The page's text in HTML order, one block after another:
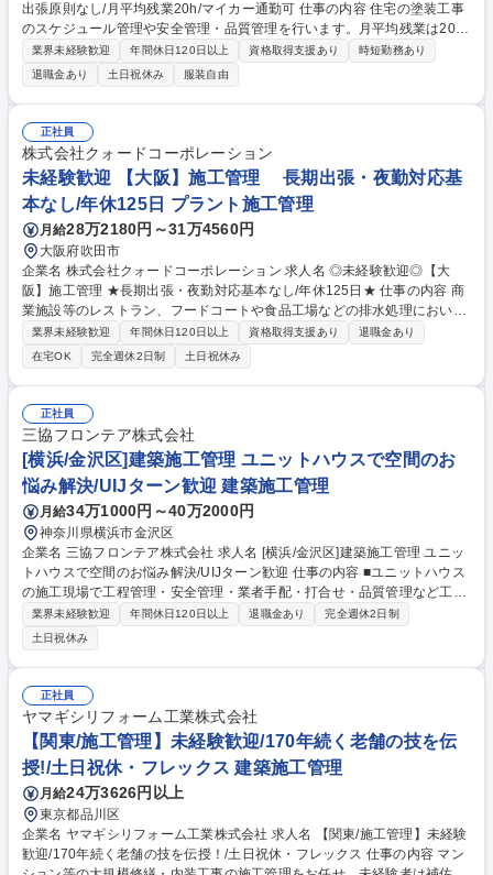
出張原則なし/月平均残業20h/マイカー通勤可 仕事の内容 住宅の塗装工事
のスケジュール管理や安全管理・品質管理を行います。月平均残業は20時
間程度、宿泊を伴う出張も原則なく、働きやすい環境です。将来的には、
営業などにキャリアステップすることも可能です。 【具体的な働き方】1
日に3～4軒の現場を回り、工事に関する管理をしていただきます。現場で
工事工程の写真を撮影し、専用システムを用い営業所へ送信します。工事
に関わる事務作業は内勤の事務社員がサポートしているため、効率的に仕
事を進められます。担当エリア内での仕事が基本となるため、宿泊を伴う
出張は原則ございません。 【強み】一般住宅のリフォーム案件を中心に需
要が伸びており、安定した業界です。 募集職種 ★未経験歓迎【千葉/施工
管理】宿泊出張原則なし/月平均残業20h/マイカー通勤可
業界未経験歓迎 年間休日120日以上 資格取得支援あり
時短勤務あり
退職金あり
土日祝休み 服装自由
正社員
株式会社クォードコーポレーション
未経験歓迎 【大阪】施工管理 長期出張・夜勤対応基
本なし/年休125日 プラント施工管理
月給28万2180円～31万4560円
大阪府吹田市
企業名 株式会社クォードコーポレーション 求人名 ◎未経験歓迎◎【大
阪】施工管理 ★長期出張・夜勤対応基本なし/年休125日★ 仕事の内容 商
業施設等のレストラン、フードコートや食品工場などの排水処理におい
て、周辺環境に悪影響を与えないよう水質をキレイにしてから排水させる
ための水処理 施設の設計から施工まで一貫して行う会社です。 当ポジシ
ョンでは、その水処理施設を建設するにあたっての施工管理をお任せしま
す。入社後に希望や適性に応じて「営業」「資材調達」「設計」 に挑戦す
ることも可能です。 （変更の範囲）会社の定める業務 ■働きやすい環境で
す！年間休日125日、土日祝休みでワークライフバランス◎ ⇒ 扱う物件に
より土曜・祝日出勤が発生しますが、基本的にはありません。発生した場
合は代休をとれます。 募集職種 ◎未経験歓迎◎【大阪】施工管理 ★長期
出張・夜勤対応基本なし/年休125日★
業界未経験歓迎 年間休日120日以上 資格取得支援あり
退職金あり
在宅OK
完全週休2日制 土日祝休み
正社員
三協フロンテア株式会社
[横浜/金沢区]建築施工管理 ユニットハウスで空間のお
悩み解決/UIJターン歓迎 建築施工管理
月給34万1000円～40万2000円
神奈川県横浜市金沢区
企業名 三協フロンテア株式会社 求人名 [横浜/金沢区]建築施工管理 ユニッ
トハウスで空間のお悩み解決/UIJターン歓迎 仕事の内容 ■ユニットハウス
の施工現場で工程管理・安全管理・業者手配・打合せ・品質管理など工事
現場全般の管理をお任せします。 ■ユニットハウスは仮設中心に利用され
てきましたが、品質の向上により 店舗やオフィス等の本設の建物も多数施
工されており、在来工法の建物と比較して工期が短いことから多くの案件
に携わることができます。 《ユニットハウスとは》目的や用途に応じて移
動、増設、撤去がフレキシブルにできる建築製品。イベント、カフェスペ
ースなど仮設本設を問わず使用されています。何繰り返し利用でき、役目
を終えたら中古レンタル/販売等で再利用するなど地球環境に配慮したビジ
ネスが特徴。 募集職種 [横浜/金沢区]建築施工管理 ユニットハウスで空間
のお悩み解決/UIJターン歓迎
業界未経験歓迎 年間休日120日以上 退職金あり
完全週休2日制
土日祝休み
正社員
ヤマギシリフォーム工業株式会社
【関東/施工管理】未経験歓迎/170年続く老舗の技を伝
授!/土日祝休・フレックス 建築施工管理
月給24万3626円以上
東京都品川区
企業名 ヤマギシリフォーム工業株式会社 求人名 【関東/施工管理】未経験
歓迎/170年続く老舗の技を伝授！/土日祝休・フレックス 仕事の内容 マン